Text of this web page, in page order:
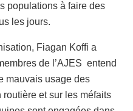
populations à faire des
les jours.
Fiagan Koffi a
de l’AJES entend
mauvais usage des
et sur les méfaits